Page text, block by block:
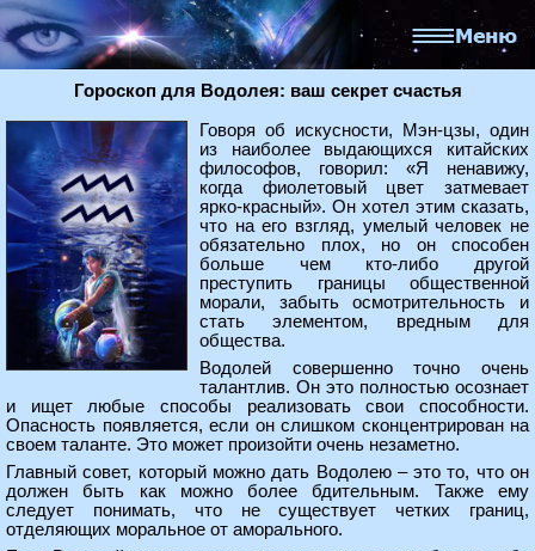
Гороскоп для Водолея: ваш секрет счастья
Говоря об искусности, Мэн-цзы, один
из наиболее выдающихся китайских
философов, говорил: «Я ненавижу,
когда фиолетовый цвет затмевает
ярко-красный». Он хотел этим сказать,
что на его взгляд, умелый человек не
обязательно плох, но он способен
больше чем кто-либо другой
преступить границы общественной
морали, забыть осмотрительность и
стать элементом, вредным для
общества.
Водолей совершенно точно очень
талантлив. Он это полностью осознает
и ищет любые способы реализовать свои способности.
Опасность появляется, если он слишком сконцентрирован на
своем таланте. Это может произойти очень незаметно.
Главный совет, который можно дать Водолею – это то, что он
должен быть как можно более бдительным. Также ему
следует понимать, что не существует четких границ,
отделяющих моральное от аморального.